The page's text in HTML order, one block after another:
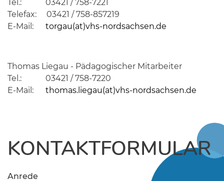
Tel.: 03421 / 758-7221
Telefax: 03421 / 758-857219
E-Mail: torgau(at)vhs-nordsachsen.de
Thomas Liegau - Pädagogischer Mitarbeiter
Tel.: 03421 / 758-7220
E-Mail: thomas.liegau(at)vhs-nordsachsen.de
KONTAKTFORMULAR
Anrede